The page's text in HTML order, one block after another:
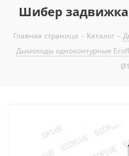
Шибер
Главная страница - Каталог -
Дымоходы одноконтурные